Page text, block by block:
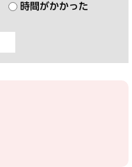
時間がかかった